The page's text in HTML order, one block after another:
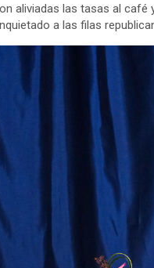
aliviadas las tasas al café
a las filas